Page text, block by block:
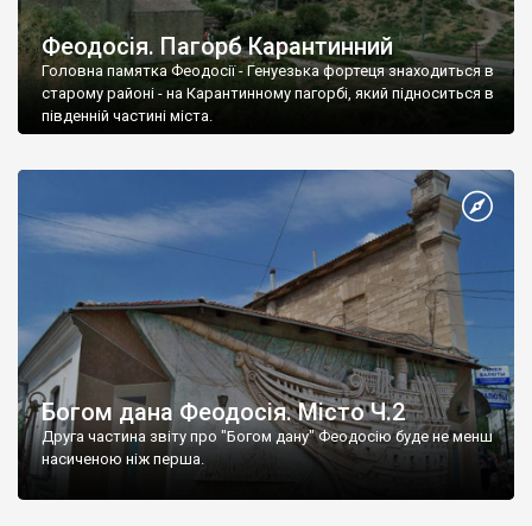
Феодосія. Пагорб Карантинний
Головна памятка Феодосії - Генуезька фортеця знаходиться в
старому районі - на Карантинному пагорбі, який підноситься в
південній частині міста.
Богом дана Феодосія. Місто Ч.2
Друга частина звіту про "Богом дану" Феодосію буде не менш
насиченою ніж перша.